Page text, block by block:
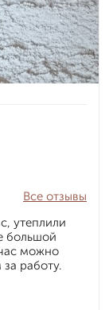
Все отзывы
утеплили
большой
можно
работу.